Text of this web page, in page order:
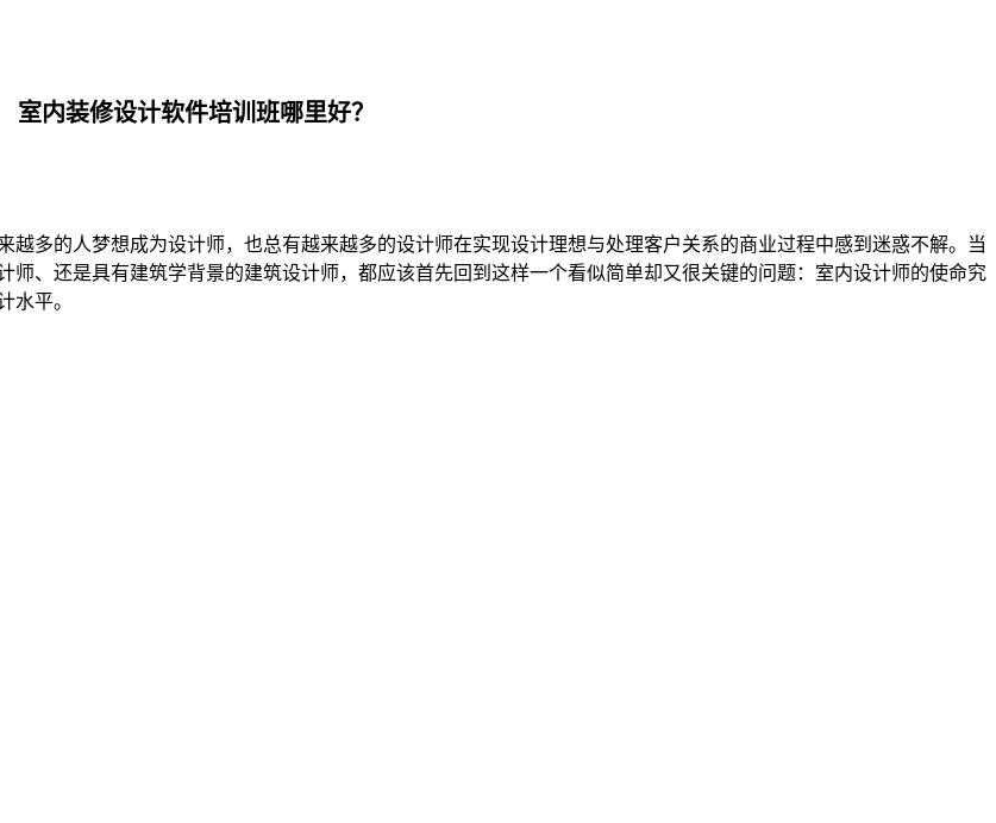
室内装修设计软件培训班哪里好？
越多的人梦想成为设计师，也总有越来越多的设计师在实现设计理想与处理客户关系的商业过程中感到迷惑不解。当
、还是具有建筑学背景的建筑设计师，都应该首先回到这样一个看似简单却又很关键的问题：室内设计师的使命究
水平。